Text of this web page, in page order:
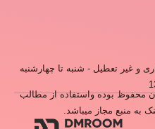
و غیر تعطیل - شنبه تا چهارشنبه
بوده واستفاده از مطالب
به منبع مجاز میباشد.